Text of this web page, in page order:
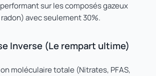
sur les composés gazeux
avec seulement 30%.
Inverse (Le rempart ultime)
moléculaire totale (Nitrates, PFAS,